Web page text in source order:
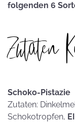
folgenden 6
Zutaten
Schoko-Pistazie
Zutaten:
Schokotropfen,